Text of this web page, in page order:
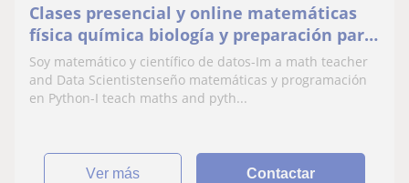
Clases presencial y online matemáticas
física química biología y preparación para
la selectividad y programacion en python,
también repaso en verano
Soy matemático y científico de datos-Im a math teacher
and Data Scientistenseño matemáticas y programación
en Python-I teach maths and pyth...
ver más Contactar